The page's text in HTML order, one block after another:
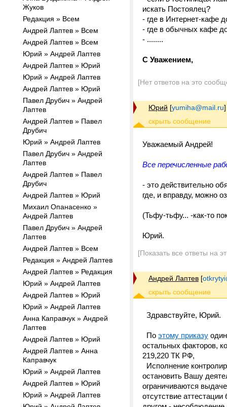
Жуков
Редакция » Всем
Андрей Лаптев » Всем
Андрей Лаптев » Всем
Юрий » Андрей Лаптев
Андрей Лаптев » Юрий
Юрий » Андрей Лаптев
Андрей Лаптев » Юрий
Павел Друбич » Андрей
Лаптев
Андрей Лаптев » Павел
Друбич
Юрий » Андрей Лаптев
Павел Друбич » Андрей
Лаптев
Андрей Лаптев » Павел
Друбич
Андрей Лаптев » Юрий
Михаил Опанасенко »
Андрей Лаптев
Павел Друбич » Андрей
Лаптев
Андрей Лаптев » Всем
Редакция » Андрей Лаптев
Андрей Лаптев » Редакция
Юрий » Андрей Лаптев
Андрей Лаптев » Юрий
Юрий » Андрей Лаптев
Анна Каправчук » Андрей
Лаптев
Андрей Лаптев » Юрий
Андрей Лаптев » Анна
Каправчук
Юрий » Андрей Лаптев
Андрей Лаптев » Юрий
Юрий » Андрей Лаптев
искать Постоялец?
- где в Интернет-кафе
- где в обычных кафе
- ........
С Уважением,
[Нет ответов на это
Юрий [yumiha@mail.ru]
Уважаемый Андрей!
Все перечисленные
- это действительно
где, и вправду, можно
(Тьфу-тьфу... -как-то
Юрий.
[Показать все ответы на
Андрей Лаптев [
Здравствуйте, Юрий.
По этому приказу
остальных факторов,
219,220 ТК РФ,
Исполнение
остановить Вашу
ограничиваются
отсутствие